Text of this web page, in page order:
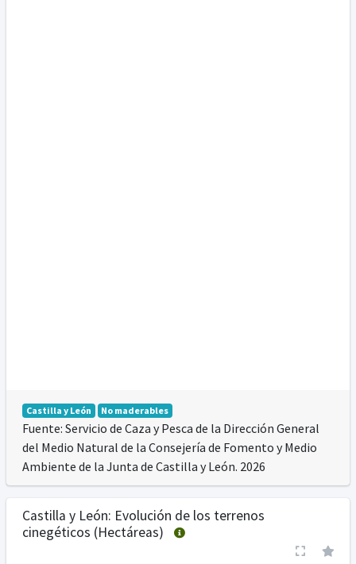
Castilla y León No maderables
Fuente: Servicio de Caza y Pesca de la Dirección General
del Medio Natural de la Consejería de Fomento y Medio
Ambiente de la Junta de Castilla y León. 2026
Castilla y León: Evolución de los terrenos
cinegéticos (Hectáreas)